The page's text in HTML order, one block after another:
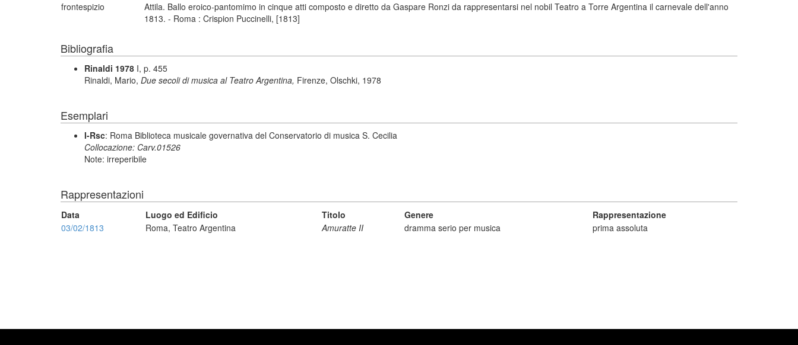
frontespizio
Attila. Ballo eroico-pantomimo in cinque atti composto e diretto da Gaspare Ronzi da rappresentarsi nel nobil Teatro a Torre Argentina il carnevale dell'anno
1813. - Roma : Crispion Puccinelli, [1813]
Bibliografia
Rinaldi 1978 I, p. 455
Rinaldi, Mario, Due secoli di musica al Teatro Argentina, Firenze, Olschki, 1978
Esemplari
I-Rsc: Roma Biblioteca musicale governativa del Conservatorio di musica S. Cecilia
Collocazione: Carv.01526
Note: irreperibile
Rappresentazioni
Data Luogo ed Edificio Titolo Genere
Rappresentazione
03/02/1813
Roma, Teatro Argentina Amuratte II dramma serio per musica prima assoluta